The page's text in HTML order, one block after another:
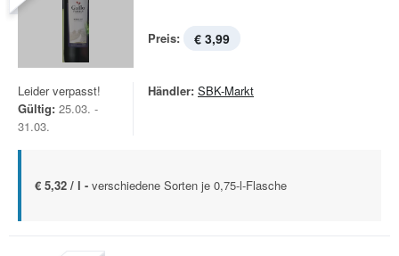
Preis: € 3,99
Leider verpasst!
Gültig: 25.03. -
31.03.
Händler: SBK-Markt
€ 5,32 / l - verschiedene Sorten je 0,75-l-Flasche